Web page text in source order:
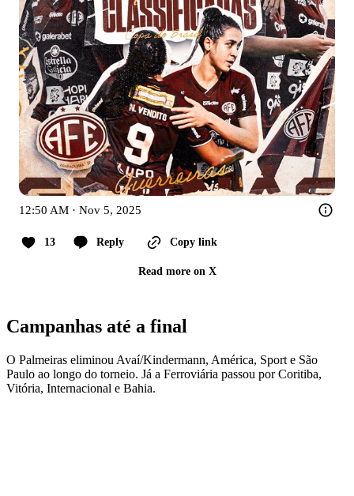
12:50 AM · Nov 5, 2025
13 Reply Copy link
Read more on X
Campanhas até a final
O Palmeiras eliminou Avaí/Kindermann, América, Sport e São
Paulo ao longo do torneio. Já a Ferroviária passou por Coritiba,
Vitória, Internacional e Bahia.